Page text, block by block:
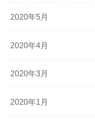
2020年5月
2020年4月
2020年3月
2020年1月